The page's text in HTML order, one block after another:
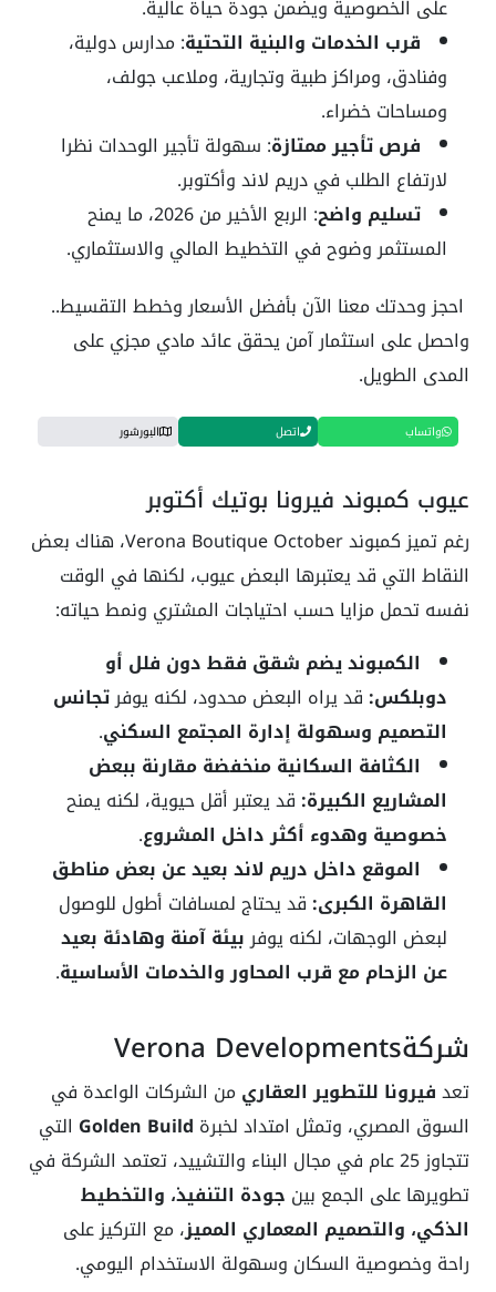
على الخصوصية ويضمن جودة حياة عالية.
قرب الخدمات والبنية التحتية: مدارس دولية،
وفنادق، ومراكز طبية وتجارية، وملاعب جولف،
ومساحات خضراء.
فرص تأجير ممتازة: سهولة تأجير الوحدات نظرا
لارتفاع الطلب في دريم لاند وأكتوبر.
تسليم واضح
: الربع الأخير من 2026، ما يمنح
المستثمر وضوح في التخطيط المالي والاستثماري.
احجز وحدتك معنا الآن بأفضل الأسعار وخطط التقسيط..
واحصل على استثمار آمن يحقق عائد مادي مجزي على
المدى الطويل.
واتساب اتصل البورشور
عيوب كمبوند فيرونا بوتيك أكتوبر
رغم تميز كمبوند Verona Boutique October، هناك بعض
النقاط التي قد يعتبرها البعض عيوب، لكنها في الوقت
نفسه تحمل مزايا حسب احتياجات المشتري ونمط حياته:
الكمبوند يضم شقق فقط دون فلل أو
دوبلكس: قد يراه البعض محدود، لكنه يوفرتجانس
التصميم وسهولة إدارة المجتمع السكني.
الكثافة السكانية منخفضة مقارنة ببعض
المشاريع الكبيرة: قد يعتبر أقل حيوية، لكنه يمنح
خصوصية وهدوء أكثر داخل المشروع.
الموقع داخل دريم لاند بعيد عن بعض مناطق
القاهرة الكبرى: قد يحتاج لمسافات أطول للوصول
لبعض الوجهات، لكنه يوفربيئة آمنة وهادئة بعيد
عن الزحام مع قرب المحاور والخدمات الأساسية.
شركةVerona Developments
تعدفيرونا للتطوير العقاري من الشركات الواعدة في
السوق المصري، وتمثل امتداد لخبرة Golden Build التي
تتجاوز 25 عام في مجال البناء والتشييد، تعتمد الشركة في
تطويرها على الجمع بين جودة التنفيذ، والتخطيط
الذكي، والتصميم المعماري المميز، مع التركيز على
راحة وخصوصية السكان وسهولة الاستخدام اليومي.